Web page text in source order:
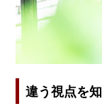
違う視点を